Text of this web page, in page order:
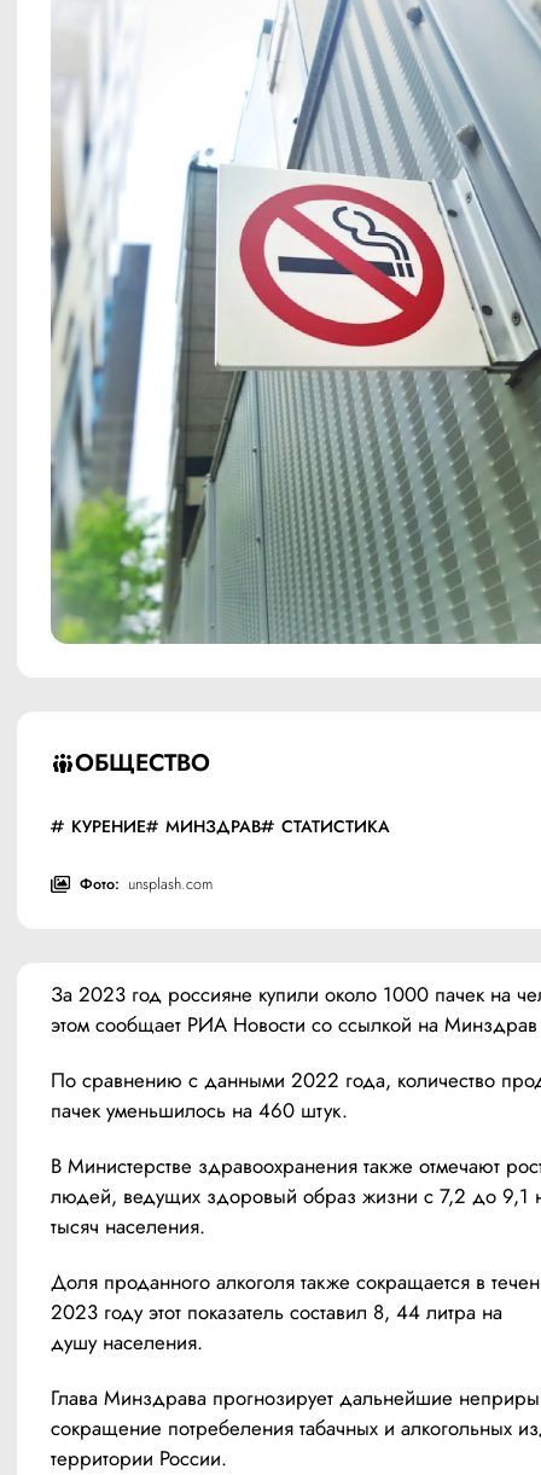
ОБЩЕСТВО
КУРЕНИЕ МИНЗДРАВ СТАТИСТИКА
Фото: unsplash.com
За 2023 год россияне купили около 1000 пачек на
этом сообщает РИА Новости со ссылкой на
По сравнению с данными 2022 года, количество
пачек уменьшилось на 460 штук.
В Министерстве здравоохранения также отмечают
людей, ведущих здоровый образ жизни с 7,2 до 9,1
тысяч населения.
Доля проданного алкоголя также сокращается в
2023 году этот показатель составил 8, 44 литра на
душу населения.
Глава Минздрава прогнозирует дальнейшие
сокращение потребеления табачных и алкогольных
территории России.